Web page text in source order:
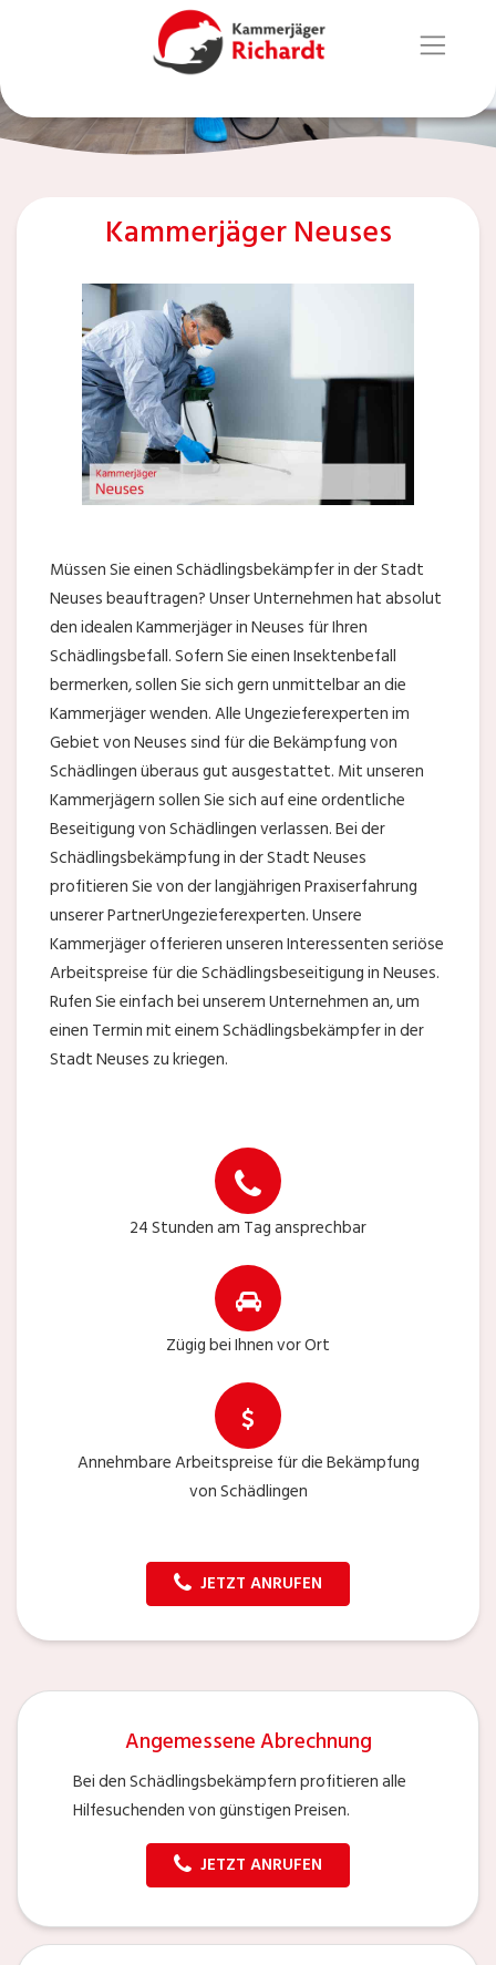
Kammerjäger Neuses
Müssen Sie einen Schädlingsbekämpfer in der Stadt
Neuses beauftragen? Unser Unternehmen hat absolut
den idealen Kammerjäger in Neuses für Ihren
Schädlingsbefall. Sofern Sie einen Insektenbefall
bermerken, sollen Sie sich gern unmittelbar an die
Kammerjäger wenden. Alle Ungezieferexperten im
Gebiet von Neuses sind für die Bekämpfung von
Schädlingen überaus gut ausgestattet. Mit unseren
Kammerjägern sollen Sie sich auf eine ordentliche
Beseitigung von Schädlingen verlassen. Bei der
Schädlingsbekämpfung in der Stadt Neuses
profitieren Sie von der langjährigen Praxiserfahrung
unserer PartnerUngezieferexperten. Unsere
Kammerjäger offerieren unseren Interessenten seriöse
Arbeitspreise für die Schädlingsbeseitigung in Neuses.
Rufen Sie einfach bei unserem Unternehmen an, um
einen Termin mit einem Schädlingsbekämpfer in der
Stadt Neuses zu kriegen.
24 Stunden am Tag ansprechbar
Zügig bei Ihnen vor Ort
Annehmbare Arbeitspreise für die Bekämpfung
von Schädlingen
JETZT ANRUFEN
Angemessene Abrechnung
Bei den Schädlingsbekämpfern profitieren alle
Hilfesuchenden von günstigen Preisen.
JETZT ANRUFEN